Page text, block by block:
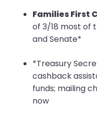
Families First
of 3/18 most of
and Senate*
*Treasury
cashback
funds; mailing
now